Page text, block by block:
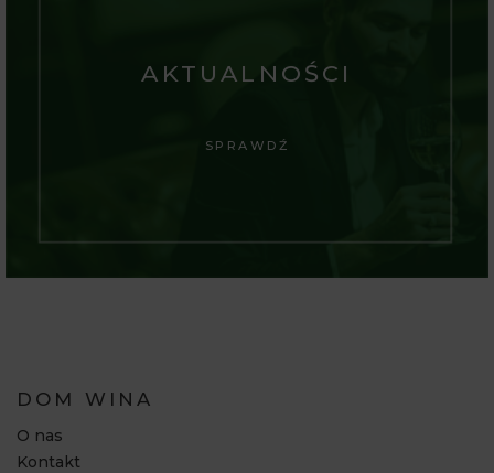
AKTUALNOŚCI
SPRAWDŹ
DOM WINA
O nas
Kontakt